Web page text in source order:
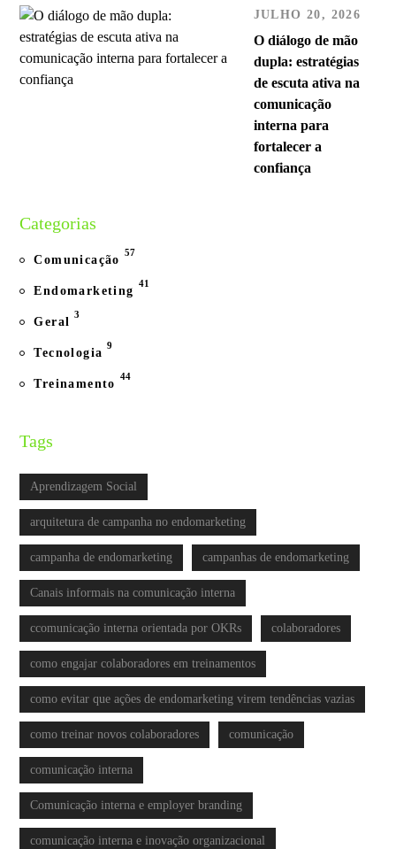
JULHO 20, 2026
O diálogo de mão
dupla: estratégias
de escuta ativa na
comunicação
interna para
fortalecer a
confiança
Categorias
Comunicação
57
Endomarketing
41
Geral
3
Tecnologia
9
Treinamento
44
Tags
Aprendizagem Social
arquitetura de campanha no endomarketing
campanha de endomarketing campanhas de endomarketing
Canais informais na comunicação interna
ccomunicação interna orientada por OKRs colaboradores
como engajar colaboradores em treinamentos
como evitar que ações de endomarketing virem tendências vazias
como treinar novos colaboradores comunicação
comunicação interna
Comunicação interna e employer branding
comunicação interna e inovação organizacional